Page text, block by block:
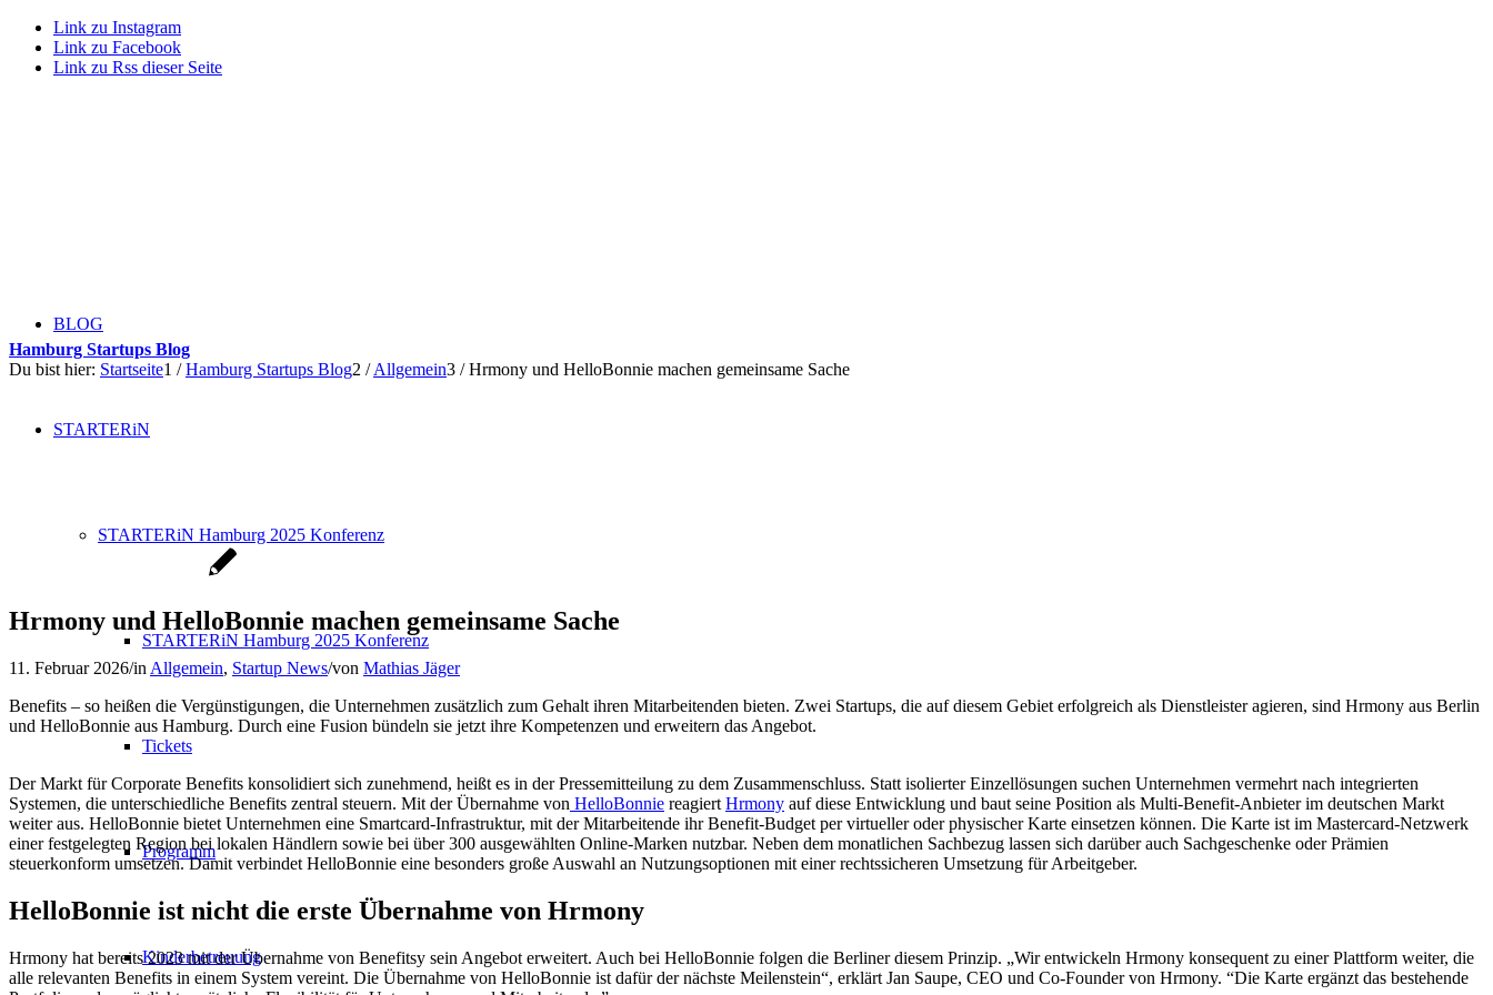
Link zu Instagram
Link zu Facebook
Link zu Rss dieser Seite
BLOG
STARTERiN
STARTERiN Hamburg 2025 Konferenz
STARTERiN Hamburg 2025 Konferenz
Tickets
Programm
Kinderbetreuung
Hamburg Startups Blog
Du bist hier: Startseite1 / Hamburg Startups Blog2 / Allgemein3 / Hrmony und HelloBonnie machen gemeinsame Sache
Hrmony und HelloBonnie machen gemeinsame Sache
11. Februar 2026/in Allgemein, Startup News/von Mathias Jäger
Benefits – so heißen die Vergünstigungen, die Unternehmen zusätzlich zum Gehalt ihren Mitarbeitenden bieten. Zwei Startups, die auf diesem Gebiet erfolgreich als Dienstleister agieren, sind Hrmony aus Berlin
und HelloBonnie aus Hamburg. Durch eine Fusion bündeln sie jetzt ihre Kompetenzen und erweitern das Angebot.
Der Markt für Corporate Benefits konsolidiert sich zunehmend, heißt es in der Pressemitteilung zu dem Zusammenschluss. Statt isolierter Einzellösungen suchen Unternehmen vermehrt nach integrierten
Systemen, die unterschiedliche Benefits zentral steuern. Mit der Übernahme von HelloBonnie reagiert Hrmony auf diese Entwicklung und baut seine Position als Multi-Benefit-Anbieter im deutschen Markt
weiter aus. HelloBonnie bietet Unternehmen eine Smartcard-Infrastruktur, mit der Mitarbeitende ihr Benefit-Budget per virtueller oder physischer Karte einsetzen können. Die Karte ist im Mastercard-Netzwerk
einer festgelegten Region bei lokalen Händlern sowie bei über 300 ausgewählten Online-Marken nutzbar. Neben dem monatlichen Sachbezug lassen sich darüber auch Sachgeschenke oder Prämien
steuerkonform umsetzen. Damit verbindet HelloBonnie eine besonders große Auswahl an Nutzungsoptionen mit einer rechtssicheren Umsetzung für Arbeitgeber.
HelloBonnie ist nicht die erste Übernahme von Hrmony
Hrmony hat bereits 2023 mit der Übernahme von Benefitsy sein Angebot erweitert. Auch bei HelloBonnie folgen die Berliner diesem Prinzip. „Wir entwickeln Hrmony konsequent zu einer Plattform weiter, die
alle relevanten Benefits in einem System vereint. Die Übernahme von HelloBonnie ist dafür der nächste Meilenstein“, erklärt Jan Saupe, CEO und Co-Founder von Hrmony. “Die Karte ergänzt das bestehende